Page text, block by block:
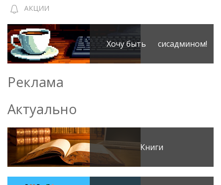
АКЦИИ
Хочу быть сисадмином!
Реклама
Актуально
Книги